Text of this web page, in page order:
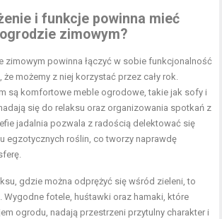
i funkcje powinna mieć
zimowym?
zimowym powinna łączyć w sobie funkcjonalność
że możemy z niej korzystać przez cały rok.
są komfortowe meble ogrodowe, takie jak sofy i
się do relaksu oraz organizowania spotkań z
jadalnia pozwala z radością delektować się
egzotycznych roślin, co tworzy naprawdę
gdzie można odprężyć się wśród zieleni, to
Wygodne fotele, huśtawki oraz hamaki, które
ogrodu, nadają przestrzeni przytulny charakter i